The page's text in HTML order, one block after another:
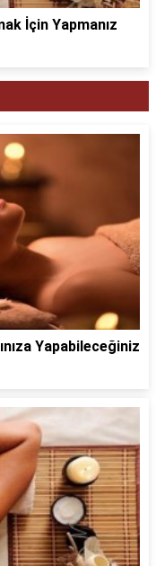
İçin Yapmanız
Yapabileceğiniz